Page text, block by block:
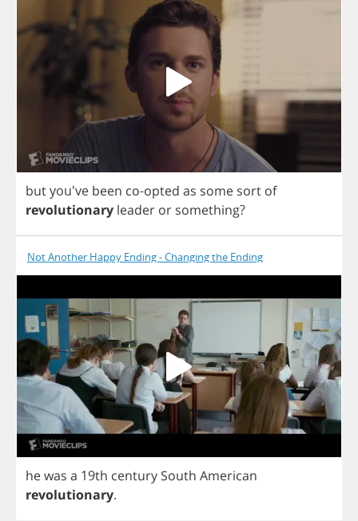
butyou've been co-opted as some sort of
revolutionary leader or something?
Not Another Happy Ending - Changing the Ending
hewas a 19th century South American
revolutionary.